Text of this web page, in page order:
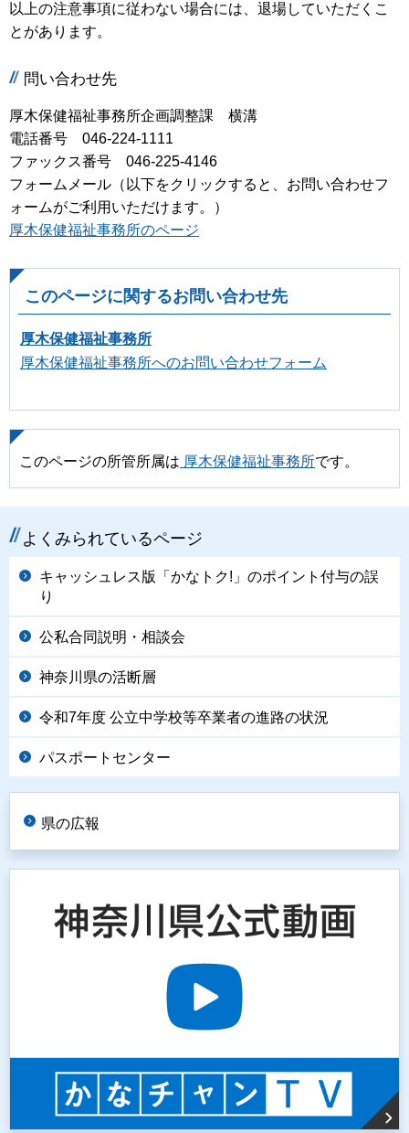
以上の注意事項に従わない場合には、退場していただくこ
とがあります。
問い合わせ先
厚木保健福祉事務所企画調整課 横溝
電話番号 046-224-1111
ファックス番号 046-225-4146
フォームメール（以下をクリックすると、お問い合わせフ
ォームがご利用いただけます。）
厚木保健福祉事務所のページ
このページに関するお問い合わせ先
厚木保健福祉事務所
厚木保健福祉事務所へのお問い合わせフォーム
このページの所管所属は 厚木保健福祉事務所です。
よくみられているページ
キャッシュレス版「かなトク!」のポイント付与の誤
り
公私合同説明・相談会
神奈川県の活断層
令和7年度 公立中学校等卒業者の進路の状況
パスポートセンター
県の広報